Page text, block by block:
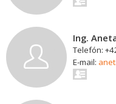
Ing.
Telefón:
E-mail: